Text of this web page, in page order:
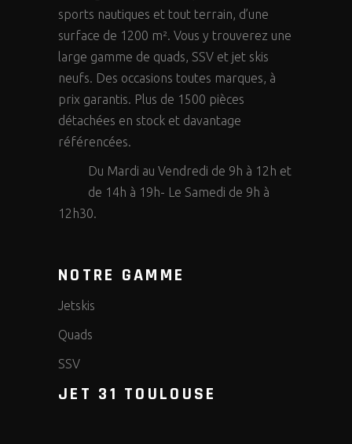
sports nautiques et tout terrain, d’une
surface de 1200 m². Vous y trouverez une
large gamme de quads, SSV et jet skis
neufs. Des occasions toutes marques, à
prix garantis. Plus de 1500 pièces
détachées en stock et davantage
référencées.
Du Mardi au Vendredi de 9h à 12h et
de 14h à 19h- Le Samedi de 9h à
12h30.
NOTRE GAMME
Jetskis
Quads
SSV
JET 31 TOULOUSE